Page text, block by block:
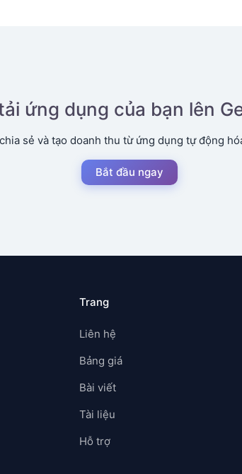
ứng dụng của bạn lên
sẻ và tạo doanh thu từ ứng dụng tự động
Bắt đầu ngay
Trang
Liên hệ
Bảng giá
Bài viết
Tài liệu
Hỗ trợ